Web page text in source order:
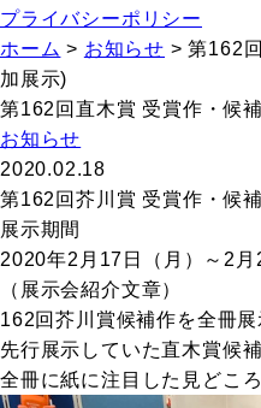
プライバシーポリシー
ホーム > お知らせ >第162
加展示)
第162回直木賞 受賞作・候
お知らせ
2020.02.18
第162回芥川賞 受賞作・候
展示期間
2020年2月17日（月）～2月
（展示会紹介文章）
162回芥川賞候補作を全冊展
先行展示していた直木賞候
全冊に紙に注目した見どこ